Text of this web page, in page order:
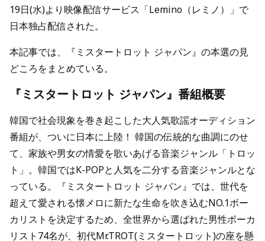
19日(水)より映像配信サービス「Lemino（レミノ）」で
日本独占配信された。
本記事では、『ミスタートロット ジャパン』の本選の見
どころをまとめている。
『ミスタートロット ジャパン』番組概要
韓国で社会現象を巻き起こした大人気歌謡オーディション
番組が、ついに日本に上陸！ 韓国の伝統的な曲調にのせ
て、家族や男女の情愛を歌いあげる音楽ジャンル「トロッ
ト」。韓国ではK-POPと人気を二分する音楽ジャンルとな
っている。『ミスタートロット ジャパン』では、世代を
超えて愛される懐メロに新たな生命を吹き込むNO.1ボー
カリストを決定するため、全世界から選ばれた男性ボーカ
リスト74名が、初代Mr.TROT(ミスタートロット)の座を懸